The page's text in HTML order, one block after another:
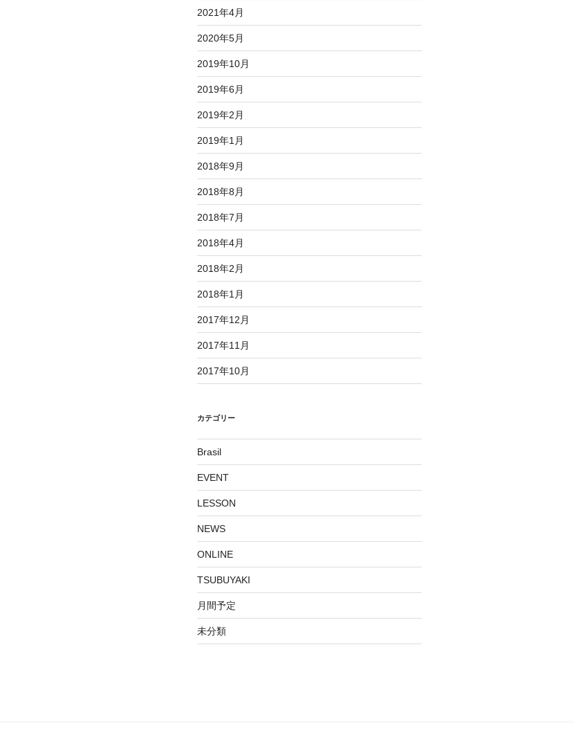
2021年4月
2020年5月
2019年10月
2019年6月
2019年2月
2019年1月
2018年9月
2018年8月
2018年7月
2018年4月
2018年2月
2018年1月
2017年12月
2017年11月
2017年10月
カテゴリー
Brasil
EVENT
LESSON
NEWS
ONLINE
TSUBUYAKI
月間予定
未分類